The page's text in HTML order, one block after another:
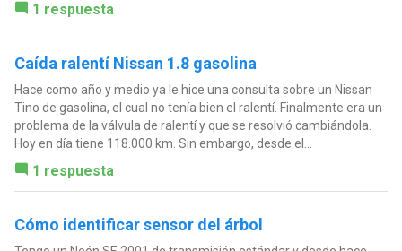
1 respuesta
Caída ralentí Nissan 1.8 gasolina
Hace como año y medio ya le hice una consulta sobre un Nissan
Tino de gasolina, el cual no tenía bien el ralentí. Finalmente era un
problema de la válvula de ralentí y que se resolvió cambiándola.
Hoy en día tiene 118.000 km. Sin embargo, desde el...
1 respuesta
Cómo identificar sensor del árbol